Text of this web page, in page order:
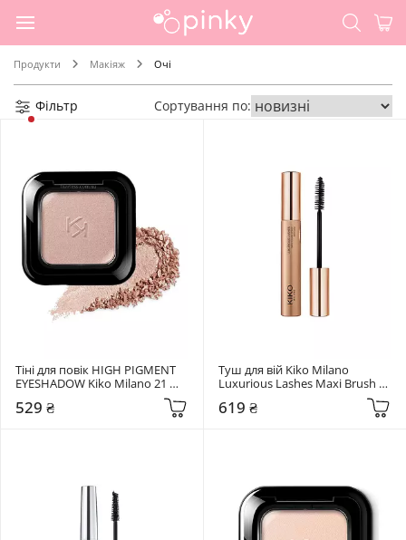
Продукти Макіяж Очі
Фільтр Сортування по:
Тіні для повік HIGH PIGMENT
EYESHADOW Kiko Milano 21
529 ₴
Туш для вій Kiko Milano
Luxurious Lashes Maxi Brush
619 ₴